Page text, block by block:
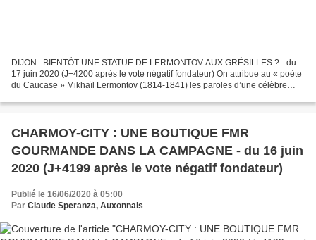
DIJON : BIENTÔT UNE STATUE DE LERMONTOV AUX GRÉSILLES ? - du
17 juin 2020 (J+4200 après le vote négatif fondateur) On attribue au « poète
du Caucase » Mikhaïl Lermontov (1814-1841) les paroles d’une célèbre
CHARMOY-CITY : UNE BOUTIQUE FMR
GOURMANDE DANS LA CAMPAGNE - du 16 juin
2020 (J+4199 après le vote négatif fondateur)
Publié le 16/06/2020 à 05:00
Par Claude Speranza, Auxonnais